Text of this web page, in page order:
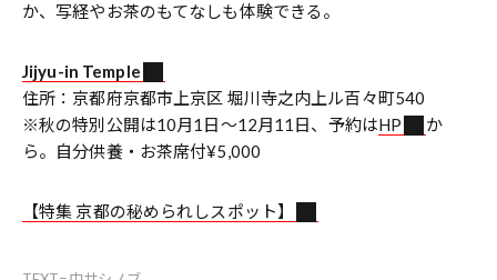
か、写経やお茶のもてなしも体験できる。
Jijyu-in Temple
住所：京都府京都市上京区 堀川寺之内上ル百々町540
※秋の特別公開は10月1日～12月11日、予約はHP
か
ら。自分供養・お茶席付¥5,000
【特集 京都の秘められしスポット】